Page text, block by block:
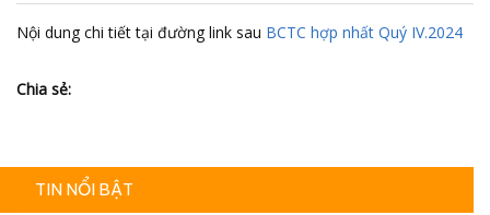
Nội dung chi tiết tại đường link sau BCTC hợp nhất Quý IV.2024
Chia sẻ:
TIN NỔI BẬT